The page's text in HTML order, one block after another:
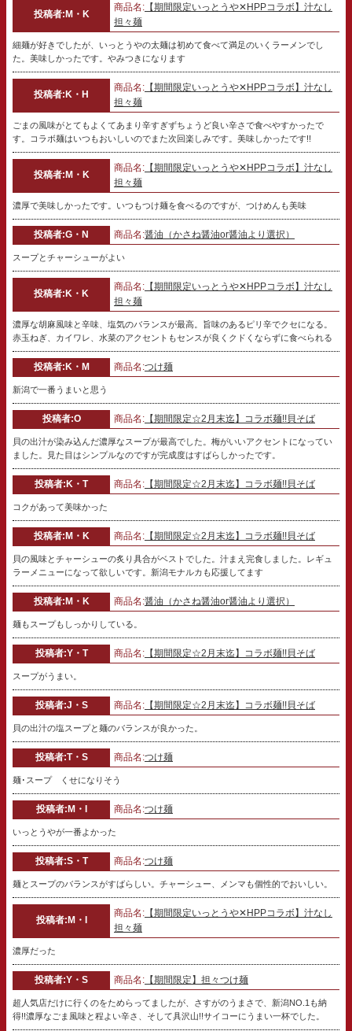
投稿者:M・K
商品名: 【期間限定いっとうや✕HPPコラボ】汁なし
担々麺
細麺が好きでしたが、いっとうやの太麺は初めて食べて満足のいくラーメンでし
た。美味しかったです。やみつきになります
投稿者:K・H
商品名: 【期間限定いっとうや✕HPPコラボ】汁なし
担々麺
ごまの風味がとてもよくてあまり辛すぎずちょうど良い辛さで食べやすかったで
す。コラボ麺はいつもおいしいのでまた次回楽しみです。美味しかったです!!
投稿者:M・K
商品名: 【期間限定いっとうや✕HPPコラボ】汁なし
担々麺
濃厚で美味しかったです。いつもつけ麺を食べるのですが、つけめんも美味
投稿者:G・N 商品名:醤油（かさね醤油or醤油より選択）
スープとチャーシューがよい
投稿者:K・K
商品名: 【期間限定いっとうや✕HPPコラボ】汁なし
担々麺
濃厚な胡麻風味と辛味、塩気のバランスが最高。旨味のあるピリ辛でクセになる。
赤玉ねぎ、カイワレ、水菜のアクセントもセンスが良くクドくならずに食べられる
投稿者:K・M 商品名:つけ麺
新潟で一番うまいと思う
投稿者:O 商品名: 【期間限定☆2月末迄】コラボ麺!!貝そば
貝の出汁が染み込んだ濃厚なスープが最高でした。梅がいいアクセントになってい
ました。見た目はシンプルなのですが完成度はすばらしかったです。
投稿者:K・T 商品名: 【期間限定☆2月末迄】コラボ麺!!貝そば
コクがあって美味かった
投稿者:M・K 商品名: 【期間限定☆2月末迄】コラボ麺!!貝そば
貝の風味とチャーシューの炙り具合がベストでした。汁まえ完食しました。レギュ
ラーメニューになって欲しいです。新潟モナルカも応援してます
投稿者:M・K 商品名:醤油（かさね醤油or醤油より選択）
麺もスープもしっかりしている。
投稿者:Y・T 商品名: 【期間限定☆2月末迄】コラボ麺!!貝そば
スープがうまい。
投稿者:J・S 商品名: 【期間限定☆2月末迄】コラボ麺!!貝そば
貝の出汁の塩スープと麺のバランスが良かった。
投稿者:T・S 商品名:つけ麺
麺･スープ くせになりそう
投稿者:M・I 商品名:つけ麺
いっとうやが一番よかった
投稿者:S・T 商品名:つけ麺
麺とスープのバランスがすばらしい。チャーシュー、メンマも個性的でおいしい。
投稿者:M・I
商品名: 【期間限定いっとうや✕HPPコラボ】汁なし
担々麺
濃厚だった
投稿者:Y・S 商品名: 【期間限定】担々つけ麺
超人気店だけに行くのをためらってましたが、さすがのうまさで、新潟NO.1も納
得!!濃厚なごま風味と程よい辛さ、そして具沢山!!サイコーにうまい一杯でした。